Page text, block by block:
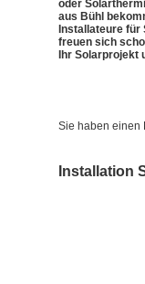
oder
aus Bühl
Installateure für
freuen sich
Ihr Solarprojekt
Sie haben einen
Installation